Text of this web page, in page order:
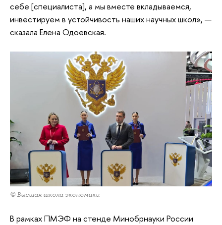
себе [специалиста], а мы вместе вкладываемся,
инвестируем в устойчивость наших научных школ», —
сказала Елена Одоевская.
© Высшая школа экономики
В рамках ПМЭФ на стенде Минобрнауки России